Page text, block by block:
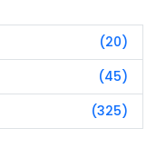
(20)
(45)
(325)